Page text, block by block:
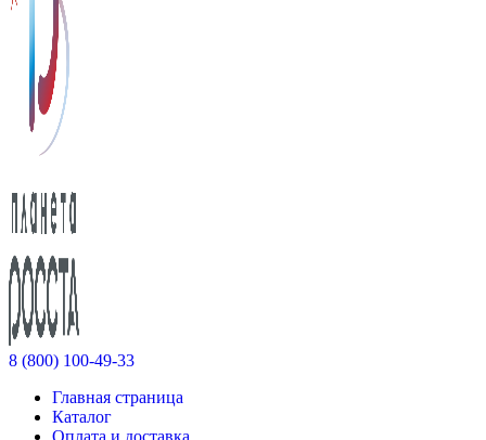
8 (800) 100-49-33
Главная страница
Каталог
Оплата и доставка